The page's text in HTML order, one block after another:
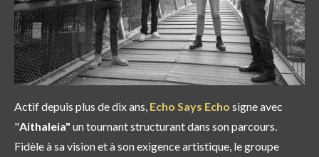
Actif depuis plus de dix ans, Echo Says Echo signe avec
"Aithaleia" un tournant structurant dans son parcours.
Fidèle à sa vision et à son exigence artistique, le groupe